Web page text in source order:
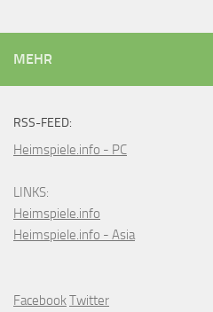
MEHR
RSS-FEED:
Heimspiele.info - PC
LINKS:
Heimspiele.info
Heimspiele.info - Asia
FacebookTwitter